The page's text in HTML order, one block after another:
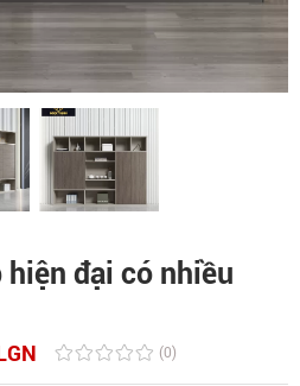
hiện đại có nhiều
(0)